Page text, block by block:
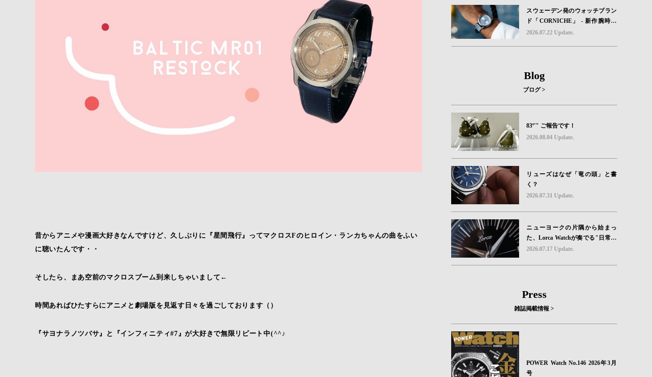
昔からアニメや漫画大好きなんですけど、久しぶりに『星間飛行』ってマクロスFのヒロイン・ランカちゃんの曲をふい
に聴いたんです・・
そしたら、まあ空前のマクロスブーム到来しちゃいまして←
時間あればひたすらにアニメと劇場版を見返す日々を過ごしております（）
『サヨナラノツバサ』と『インフィニティ#7』が大好きで無限リピート中(^^♪
スウェーデン発のウォッチブラン
ド「CORNICHE」 - 新作腕時計
地中海の夏を映す、爽やかなブル
2026.07.22 Update.
Blog
ブログ >
83º'" ご報告です！
2026.08.04 Update.
リューズはなぜ「竜の頭」と書
く？
2026.07.31 Update.
ニューヨークの片隅から始まっ
た、Lorca Watchが奏でる"日常の
ロマン"｜Brand Picks #08
2026.07.17 Update.
Press
雑誌掲載情報 >
POWER Watch No.146 2026年3月
号